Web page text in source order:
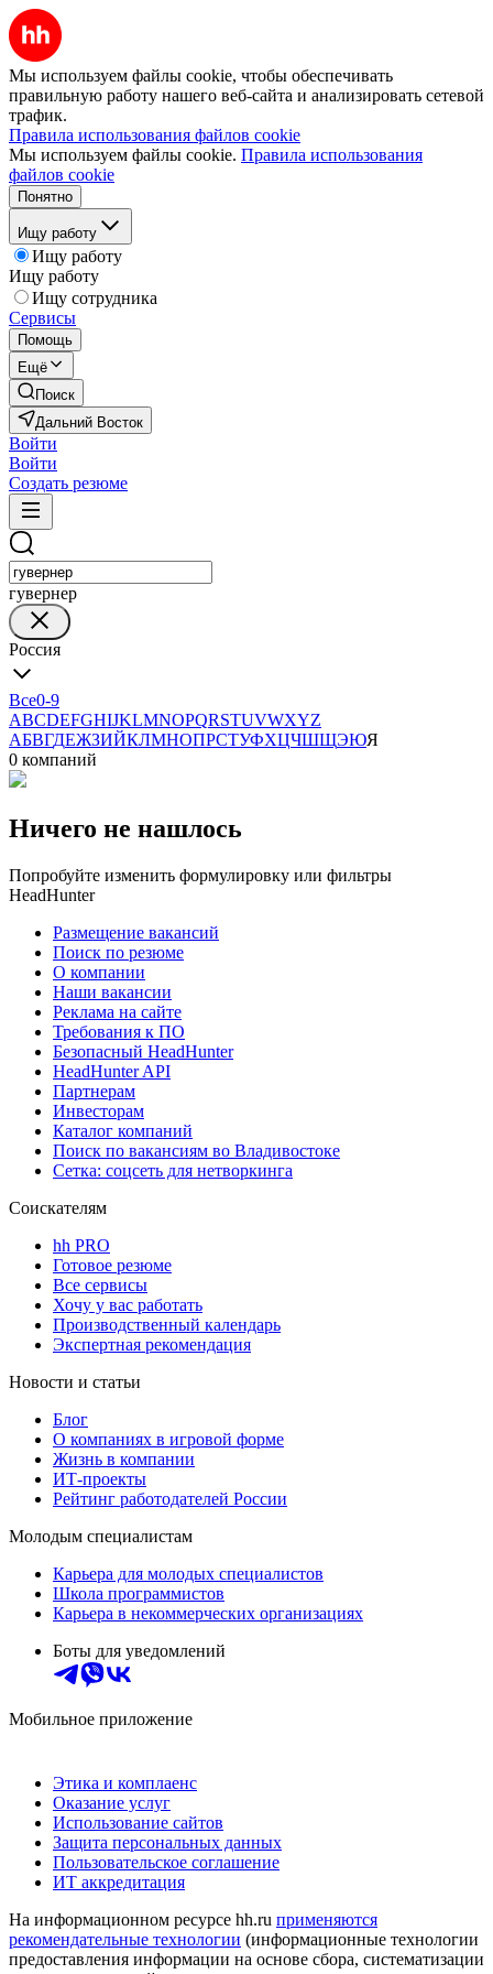
Мы используем файлы cookie, чтобы обеспечивать
правильную работу нашего веб-сайта и анализировать сетевой
трафик.
Правила использования файлов cookie
Мы используем файлы cookie. Правила использования
файлов cookie
Понятно
Ищу работу
Ищу работу
Ищу работу
Ищу сотрудника
Сервисы
Помощь
Ещё
Поиск
Дальний Восток
Войти
Войти
Создать резюме
гувернер
Россия
Все0-9
ABCDEFGHIJKLMNOPQRSTUVWXYZ
АБВГДЕЖЗИЙКЛМНОПРСТУФХЦЧШЩЭЮЯ
0 компаний
Ничего не нашлось
Попробуйте изменить формулировку или фильтры
HeadHunter
Размещение вакансий
Поиск по резюме
О компании
Наши вакансии
Реклама на сайте
Требования к ПО
Безопасный HeadHunter
HeadHunter API
Партнерам
Инвесторам
Каталог компаний
Поиск по вакансиям во Владивостоке
Сетка: соцсеть для нетворкинга
Соискателям
hh PRO
Готовое резюме
Все сервисы
Хочу у вас работать
Производственный календарь
Экспертная рекомендация
Новости и статьи
Блог
О компаниях в игровой форме
Жизнь в компании
ИТ-проекты
Рейтинг работодателей России
Молодым специалистам
Карьера для молодых специалистов
Школа программистов
Карьера в некоммерческих организациях
Боты для уведомлений
Мобильное приложение
Этика и комплаенс
Оказание услуг
Использование сайтов
Защита персональных данных
Пользовательское соглашение
ИТ аккредитация
На информационном ресурсе hh.ru применяются
рекомендательные технологии (информационные технологии
предоставления информации на основе сбора, систематизации